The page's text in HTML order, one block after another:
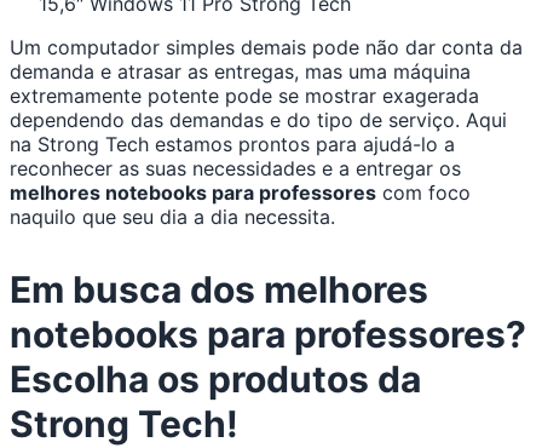
Um computador simples demais pode não dar conta da
demanda e atrasar as entregas, mas uma máquina
extremamente potente pode se mostrar exagerada
dependendo das demandas e do tipo de serviço. Aqui
na Strong Tech estamos prontos para ajudá-lo a
reconhecer as suas necessidades e a entregar os
melhores notebooks para professores com foco
naquilo que seu dia a dia necessita.
Em busca dos melhores
notebooks para professores?
Escolha os produtos da
Strong Tech!